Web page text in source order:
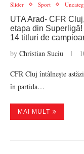
Slider Sport
UTA Arad- CFR
etapa din
14 titluri de
by Christian Suciu
CFR Cluj întâlnește
în partida…
MAI MULT